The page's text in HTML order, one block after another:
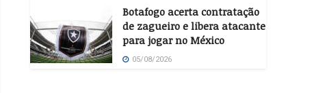
Botafogo acerta contratação
de zagueiro e libera atacante
para jogar no México
05/08/2026